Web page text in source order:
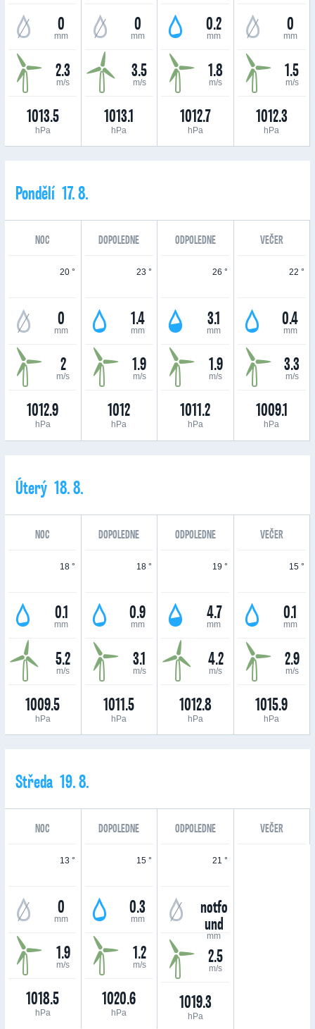
0
mm
2.3
m/s
1013.5
hPa
0
mm
3.5
m/s
1013.1
hPa
0.2
mm
1.8
m/s
1012.7
hPa
0
mm
1.5
m/s
1012.3
hPa
Pondělí 17. 8.
NOC DOPOLEDNE ODPOLEDNE VEČER
20 °
0
mm
2
m/s
1012.9
hPa
23 °
1.4
mm
1.9
m/s
1012
hPa
26 °
3.1
mm
1.9
m/s
1011.2
hPa
22 °
0.4
mm
3.3
m/s
1009.1
hPa
Úterý 18. 8.
NOC DOPOLEDNE ODPOLEDNE VEČER
18 °
0.1
mm
5.2
m/s
1009.5
hPa
18 °
0.9
mm
3.1
m/s
1011.5
hPa
19 °
4.7
mm
4.2
m/s
1012.8
hPa
15 °
0.1
mm
2.9
m/s
1015.9
hPa
Středa 19. 8.
NOC DOPOLEDNE ODPOLEDNE VEČER
13 °
0
mm
1.9
m/s
1018.5
hPa
15 °
0.3
mm
1.2
m/s
1020.6
hPa
21 °
notfo
und
mm
2.5
m/s
1019.3
hPa